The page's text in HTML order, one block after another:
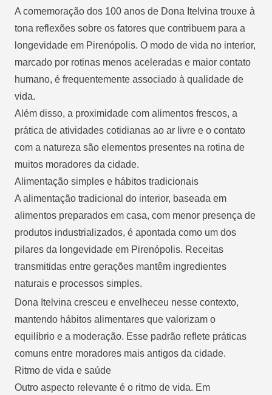
A comemoração dos 100 anos de Dona Itelvina trouxe à
tona reflexões sobre os fatores que contribuem para a
longevidade em Pirenópolis. O modo de vida no interior,
marcado por rotinas menos aceleradas e maior contato
humano, é frequentemente associado à qualidade de
vida.
Além disso, a proximidade com alimentos frescos, a
prática de atividades cotidianas ao ar livre e o contato
com a natureza são elementos presentes na rotina de
muitos moradores da cidade.
Alimentação simples e hábitos tradicionais
A alimentação tradicional do interior, baseada em
alimentos preparados em casa, com menor presença de
produtos industrializados, é apontada como um dos
pilares da longevidade em Pirenópolis. Receitas
transmitidas entre gerações mantêm ingredientes
naturais e processos simples.
Dona Itelvina cresceu e envelheceu nesse contexto,
mantendo hábitos alimentares que valorizam o
equilíbrio e a moderação. Esse padrão reflete práticas
comuns entre moradores mais antigos da cidade.
Ritmo de vida e saúde
Outro aspecto relevante é o ritmo de vida. Em